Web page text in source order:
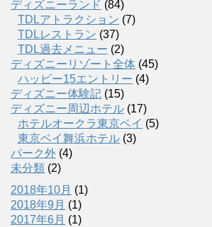
ディズニーランド (84)
TDLアトラクション (7)
TDLレストラン (37)
TDL過去メニュー (2)
ディズニーリゾート全体 (45)
ハッピー15エントリー (4)
ディズニー体験記 (15)
ディズニー周辺ホテル (17)
ホテルオークラ東京ベイ (5)
東京ベイ舞浜ホテル (3)
パーク外 (4)
未分類 (2)
2018年10月 (1)
2018年9月 (1)
2017年6月 (1)